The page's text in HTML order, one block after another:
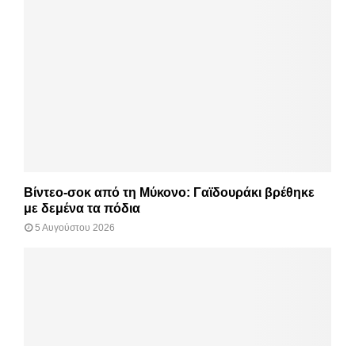
Βίντεο-σοκ από τη Μύκονο: Γαϊδουράκι βρέθηκε
με δεμένα τα πόδια
5 Αυγούστου 2026